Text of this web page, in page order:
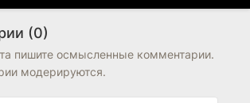
(0)
пишите осмысленные комментарии.
модерируются.